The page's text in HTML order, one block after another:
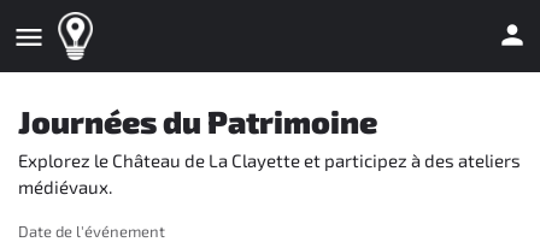
Journées du Patrimoine
Explorez le Château de La Clayette et participez à des ateliers
médiévaux.
Date de l'événement